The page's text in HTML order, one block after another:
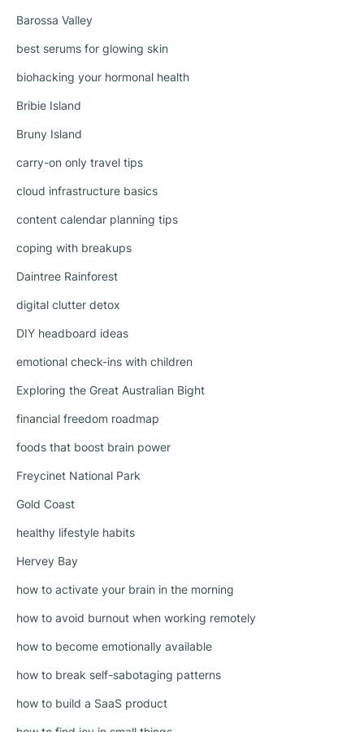
Barossa Valley
best serums for glowing skin
biohacking your hormonal health
Bribie Island
Bruny Island
carry-on only travel tips
cloud infrastructure basics
content calendar planning tips
coping with breakups
Daintree Rainforest
digital clutter detox
DIY headboard ideas
emotional check-ins with children
Exploring the Great Australian Bight
financial freedom roadmap
foods that boost brain power
Freycinet National Park
Gold Coast
healthy lifestyle habits
Hervey Bay
how to activate your brain in the morning
how to avoid burnout when working remotely
how to become emotionally available
how to break self-sabotaging patterns
how to build a SaaS product